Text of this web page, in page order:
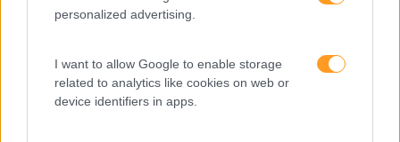
personalized advertising.
I want to allow Google to enable storage
related to analytics like cookies on web or
device identifiers in apps.